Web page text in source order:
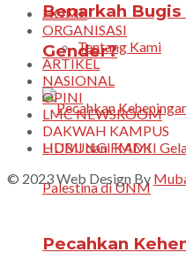
Benarkah
Gender?
Pecahkan
HOME
ORGANISASI
Tentang Kami
ARTIKEL
NASIONAL
OPINI
LMC NEWSROOM
DAKWAH KAMPUS
HUBUNGI KAMI
© 2023 Web Design By